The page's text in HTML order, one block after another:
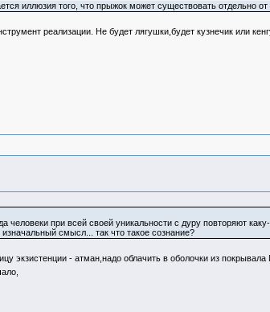
иллюзия того, что прыжок может существовать отдельно от
реализации. Не будет лягушки,будет кузнечик или
человеки при всей своей уникальности с дуру повторяют
смысл... так что такое сознание?
экзистенции - атман,надо облачить в оболочки из